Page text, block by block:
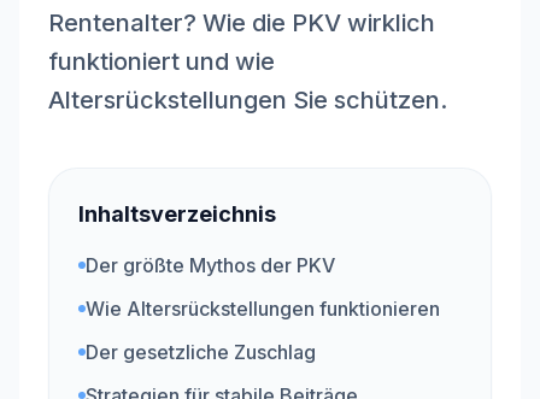
Rentenalter? Wie die PKV wirklich
funktioniert und wie
Altersrückstellungen Sie schützen.
Inhaltsverzeichnis
Der größte Mythos der PKV
Wie Altersrückstellungen funktionieren
Der gesetzliche Zuschlag